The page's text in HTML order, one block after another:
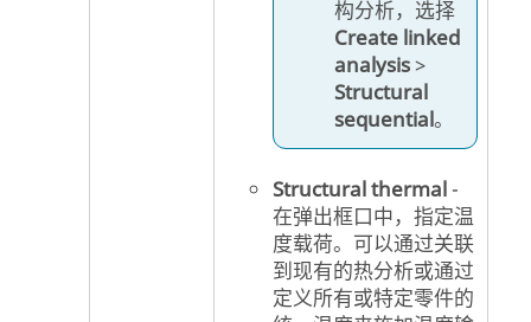
构分析，选择
Create linked
analysis>
Structural
sequential。
Structural thermal-
在弹出框口中，指定温
度载荷。可以通过关联
到现有的热分析或通过
定义所有或特定零件的